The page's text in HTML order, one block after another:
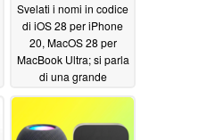
Svelati i nomi in codice
di iOS 28 per iPhone
20, MacOS 28 per
MacBook Ultra; si parla
di una grande